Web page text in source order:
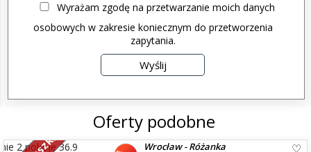
Wyrażam zgodę na przetwarzanie moich danych
osobowych w zakresie koniecznym do przetworzenia
zapytania.
Oferty podobne
Wrocław - Różanka